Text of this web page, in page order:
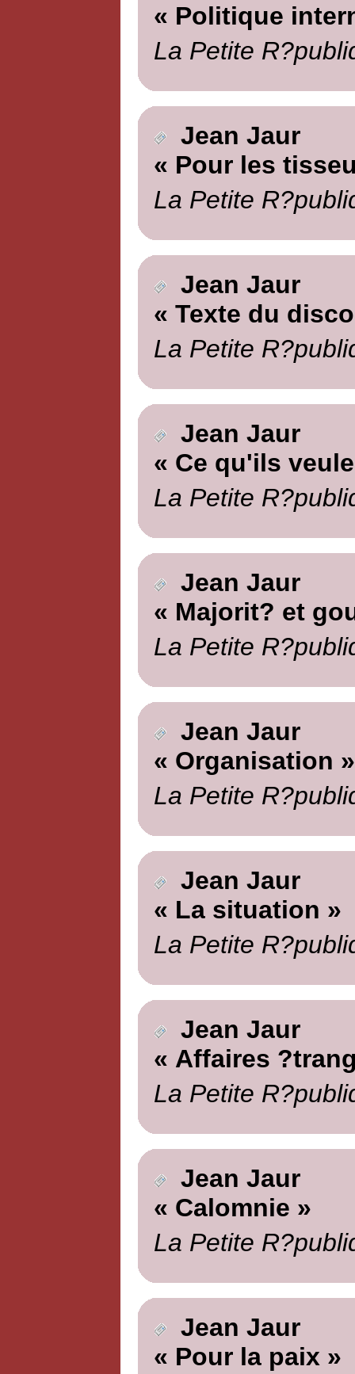
« Politique
La Petite
Jean Jaur
« Pour les
La Petite
Jean Jaur
« Texte du
La Petite
Jean Jaur
« Ce qu'ils
La Petite
Jean Jaur
« Majorit? et
La Petite
Jean Jaur
« Organisation »
La Petite
Jean Jaur
« La situation »
La Petite
Jean Jaur
« Affaires
La Petite
Jean Jaur
« Calomnie »
La Petite
Jean Jaur
« Pour la paix »